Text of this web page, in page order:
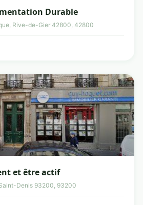
Durable
Rive-de-Gier 42800, 42800
et être actif
Denis 93200, 93200